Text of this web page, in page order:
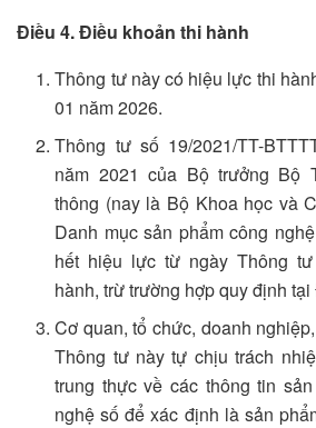
Điều 4. Điều khoản thi hành
Thông tư này có hiệu lực thi
01 năm 2026.
Thông tư số 19/2021/TT-
năm 2021 của Bộ trưởng Bộ
thông (nay là Bộ Khoa học và
Danh mục sản phẩm công
hết hiệu lực từ ngày Thông
hành, trừ trường hợp quy định
Cơ quan, tổ chức, doanh
Thông tư này tự chịu trách
trung thực về các thông tin
nghệ số để xác định là sản